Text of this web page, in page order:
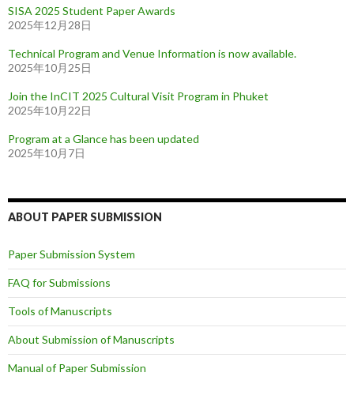
SISA 2025 Student Paper Awards
2025年12月28日
Technical Program and Venue Information is now available.
2025年10月25日
Join the InCIT 2025 Cultural Visit Program in Phuket
2025年10月22日
Program at a Glance has been updated
2025年10月7日
ABOUT PAPER SUBMISSION
Paper Submission System
FAQ for Submissions
Tools of Manuscripts
About Submission of Manuscripts
Manual of Paper Submission